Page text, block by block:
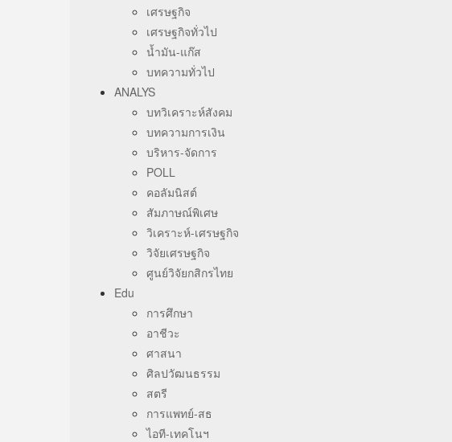
เศรษฐกิจ
เศรษฐกิจทั่วไป
น้ำมัน-แก๊ส
บทความทั่วไป
ANALYS
บทวิเคราะห์สังคม
บทความการเงิน
บริหาร-จัดการ
POLL
คอลัมนิสต์
สัมภาษณ์พิเศษ
วิเคราะห์-เศรษฐกิจ
วิจัยเศรษฐกิจ
ศูนย์วิจัยกสิกรไทย
Edu
การศึกษา
อาชีวะ
ศาสนา
ศิลปวัฒนธรรม
สตรี
การแพทย์-สธ
ไอที-เทคโนฯ